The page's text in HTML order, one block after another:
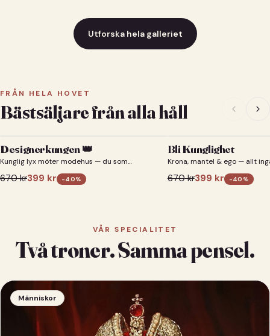
Utforska hela galleriet
FRÅN HELA HOVET
Bästsäljare från alla håll
Designerkungen 👑
Kunglig lyx möter modehus — du som
670kr399 kr -40%
Bli Kunglighet
Krona, mantel & ego — allt
670kr399 kr -40 %
VÅR SPECIALITET
Två troner. Samma pensel.
Människor